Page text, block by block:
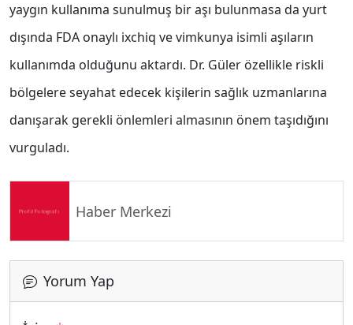
yaygın kullanıma sunulmuş bir aşı bulunmasa da yurt
dışında FDA onaylı ixchiq ve vimkunya isimli aşıların
kullanımda olduğunu aktardı. Dr. Güler özellikle riskli
bölgelere seyahat edecek kişilerin sağlık uzmanlarına
danışarak gerekli önlemleri almasının önem taşıdığını
vurguladı.
Haber Merkezi
Yorum Yap